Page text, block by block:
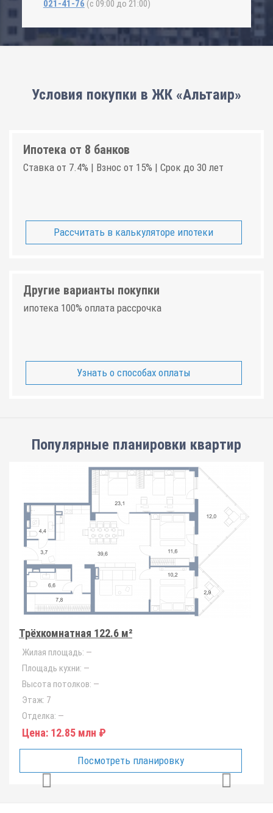
021-41-76 (с 09:00 до 21:00)
Условия покупки в ЖК «Альтаир»
Ипотека от 8 банков
Ставка от 7.4% | Взнос от 15% | Срок до 30 лет
Рассчитать в калькуляторе ипотеки
Другие варианты покупки
ипотека 100% оплата рассрочка
Узнать о способах оплаты
Популярные планировки квартир
Трёхкомнатная 122.6 м²
Жилая площадь: —
Площадь кухни: —
Высота потолков: —
Этаж: 7
Отделка: —
Цена: 12.85 млн ₽
Посмотреть планировку